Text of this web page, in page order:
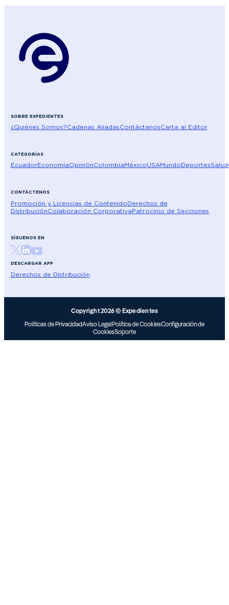
SOBRE EXPEDIENTES
¿Quiénes Somos?Cadenas AliadasContáctanosCarta al Editor
CATEGORÍAS
EcuadorEconomíaOpiniónColombiaMéxicoUSAMundoDeportesSalud
CONTÁCTENOS
Promoción y Licencias de ContenidoDerechos de
DistribuciónColaboración CorporativaPatrocinio de Secciones
SÍGUENOS EN
DESCARGAR APP
Derechos de Distribución
Copyright 2026 © Expedientes
Políticas de PrivacidadAviso LegalPolítica de CookiesConfiguración de
CookiesSoporte